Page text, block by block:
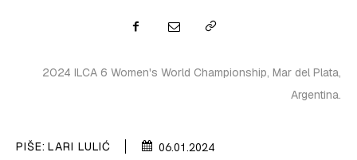
PLOVIDBA
VELIKE PRIČE
2024 ILCA 6 Women's World Championship, Mar del Plata,
Argentina.
PIŠE: LARI LULIĆ 06.01.2024